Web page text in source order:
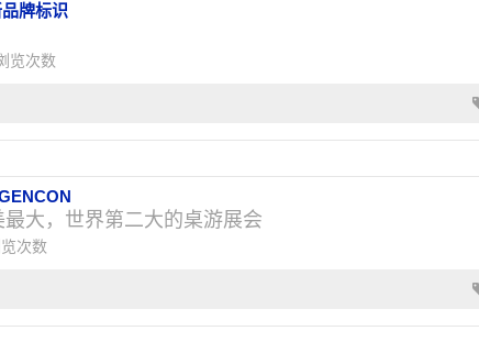
牌标识
览次数
大，世界第二大的桌游展会
次数